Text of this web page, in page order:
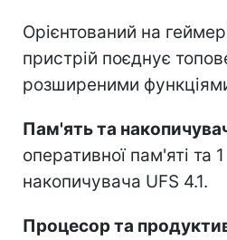
Орієнтований на
пристрій поєднує
розширеними
Пам'ять та
оперативної пам'яті та
накопичувача UFS 4.1.
Процесор та